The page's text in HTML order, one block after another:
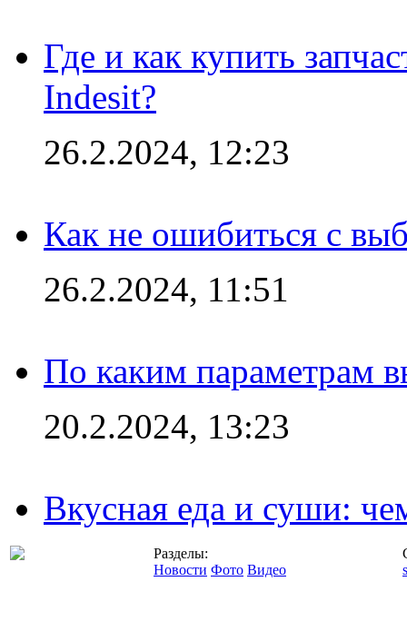
Где и как купить
Indesit?
26.2.2024, 12:23
Как не ошибиться с
26.2.2024, 11:51
По каким параметрам
20.2.2024, 13:23
Вкусная еда и суши:
Разделы:
Новости Фото Видео